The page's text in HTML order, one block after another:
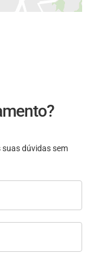
dúvidas sem